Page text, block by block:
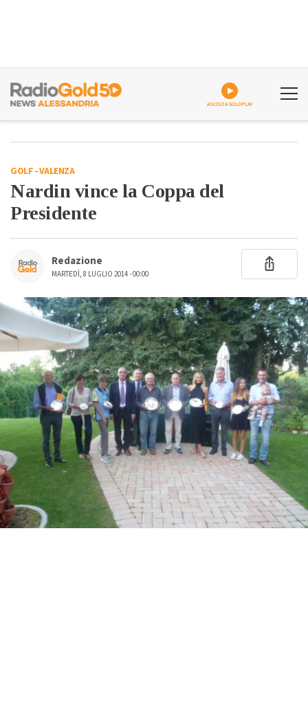
ASCOLTA GOLDPLAY
GOLF-VALENZA
Nardin vince la Coppa del
Presidente
Redazione
MARTEDÌ, 8 LUGLIO 2014 - 00:00